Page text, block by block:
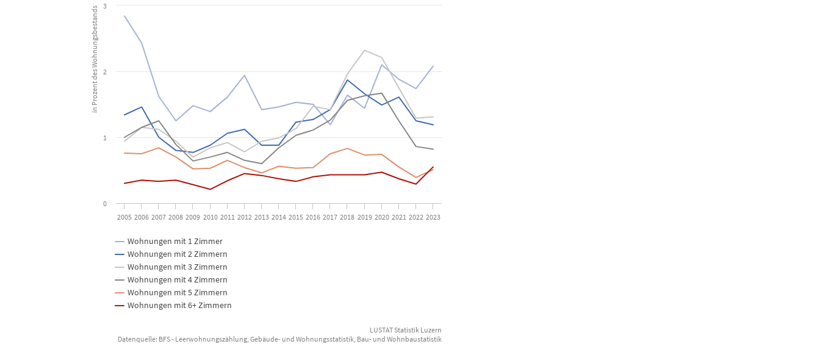
Line chart with 6 lines.
Kanton Luzern
View as data table, Leerwohnungsziffer am 1. Juni nach Zimmerzahl seit 2005
The chart has 1 X axis displaying categories.
The chart has 1 Y axis displaying in Prozent des Wohnungsbestands. Data ranges from 0.21 to 2.84.
in Prozent des Wohnungsbestands
Wohnungen mit 1 Zimmer
Wohnungen mit 2 Zimmern
Wohnungen mit 3 Zimmern
Wohnungen mit 4 Zimmern
Wohnungen mit 5 Zimmern
Wohnungen mit 6+ Zimmern
2005 2006 2007 2008 2009 2010 2011 2012 2013 2014 2015 2016 2017 2018 2019 2020 2021 2022 2023
0
1
2
3
LUSTAT Statistik Luzern
Datenquelle: BFS - Leerwohnungszählung, Gebäude- und Wohnungsstatistik, Bau- und Wohnbaustatistik